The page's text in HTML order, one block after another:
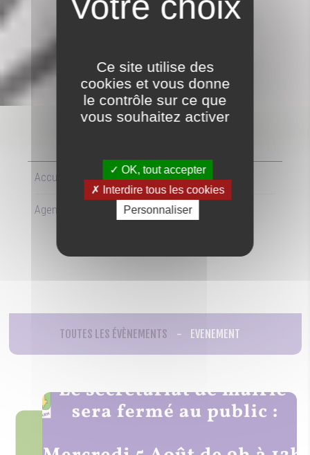
AGENDA
Accueil
Agenda
TOUTES LES ÉVÈNEMENTS EVENEMENT
Ce site utilise des
cookies et vous donne
le contrôle sur ce que
vous souhaitez activer
OK, tout accepter
Interdire tous les cookies
Personnaliser